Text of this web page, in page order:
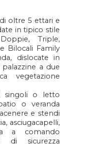
oltre 5 ettari e
in tipico stile
Triple,
Bilocali Family
dislocate in
a due
vegetazione
o letto
o veranda
e stendi
asciugacapelli,
a comando
di sicurezza